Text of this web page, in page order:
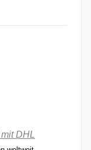
DHL